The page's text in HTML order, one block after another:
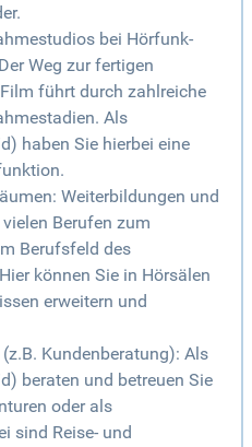
bei Hörfunk-
Weg zur fertigen
führt durch zahlreiche
Als
haben Sie hierbei eine
Weiterbildungen und
Berufen zum
Berufsfeld des
können Sie in Hörsälen
erweitern und
Kundenberatung): Als
beraten und betreuen Sie
oder als
sind Reise- und